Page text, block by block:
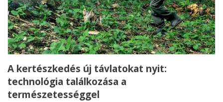
A kertészkedés új távlatokat nyit:
technológia találkozása a
természetességgel